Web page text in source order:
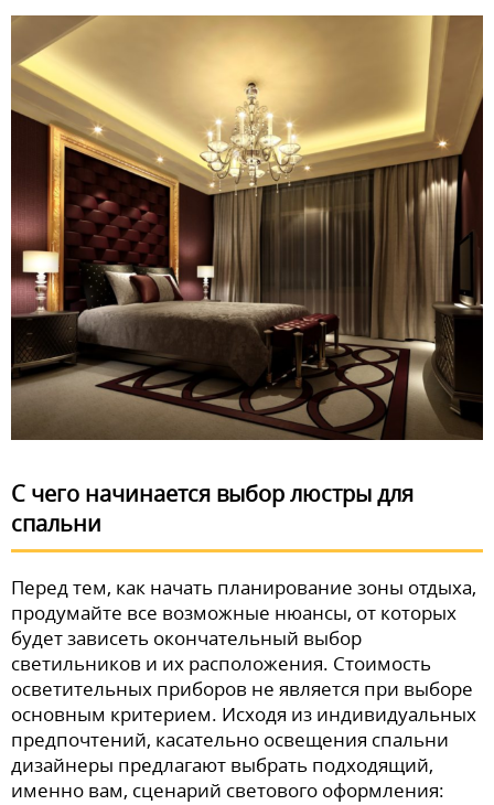
С чего начинается выбор люстры для
спальни
Перед тем, как начать планирование зоны отдыха,
продумайте все возможные нюансы, от которых
будет зависеть окончательный выбор
светильников и их расположения. Стоимость
осветительных приборов не является при выборе
основным критерием. Исходя из индивидуальных
предпочтений, касательно освещения спальни
дизайнеры предлагают выбрать подходящий,
именно вам, сценарий светового оформления: